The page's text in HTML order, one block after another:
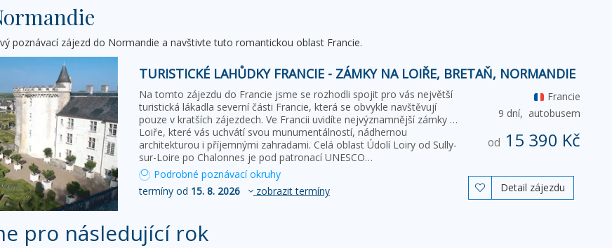
poznávací zájezd do Normandie a navštivte tuto romantickou oblast Francie.
TURISTICKÉ LAHŮDKY FRANCIE - ZÁMKY NA LOIŘE, BRETAŇ, NORMANDIE
Na tomto zájezdu do Francie jsme se rozhodli spojit pro vás největší
turistická lákadla severní části Francie, která se obvykle navštěvují
pouze v kratších zájezdech. Ve Francii uvidíte nejvýznamnější zámky na
Loiře, které vás uchvátí svou munumentálností, nádhernou
architekturou i příjemnými zahradami. Celá oblast Údolí Loiry od Sully-
sur-Loire po Chalonnes je pod patronací UNESCO…
Francie
9 dní, autobusem
od 15 390 Kč
Podrobné poznávací okruhy
termíny od 15. 8. 2026 zobrazit termíny  Detail zájezdu
pro následující rok